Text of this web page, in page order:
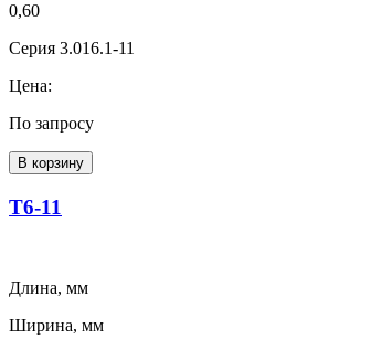
0,60
Серия 3.016.1-11
Цена:
По запросу
В корзину
Т6-11
Длина, мм
Ширина, мм